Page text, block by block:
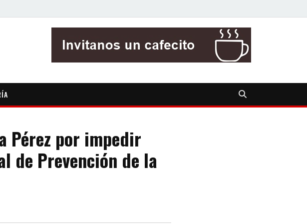
Pérez por impedir
de Prevención de la